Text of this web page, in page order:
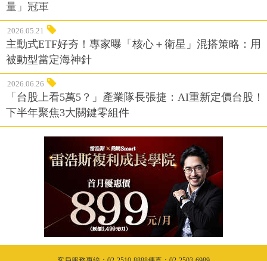
量」冠軍
2026.05.21
主動式ETF好夯！專家曝「核心＋衛星」混搭策略：用
被動型當定海神針
2026.06.26
「台股上看5萬5？」產業隊長張捷：AI重新定價台股！
下半年聚焦3大關鍵零組件